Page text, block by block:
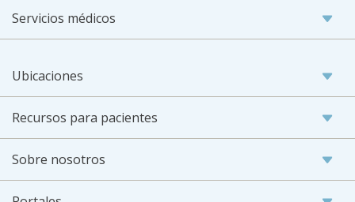
Servicios médicos
Ubicaciones
Recursos para pacientes
Sobre nosotros